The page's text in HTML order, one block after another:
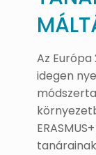
Az
idegen
tanárainak